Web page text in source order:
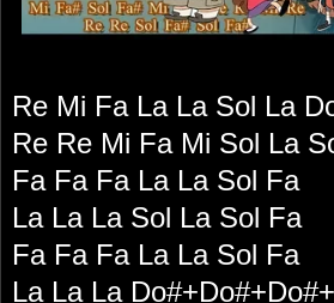
Re Mi Fa La La Sol La
Re Re Mi Fa Mi Sol La
Fa Fa Fa La La Sol Fa
La La La Sol La Sol Fa
Fa Fa Fa La La Sol Fa
La La La Do#+Do#+Do#+